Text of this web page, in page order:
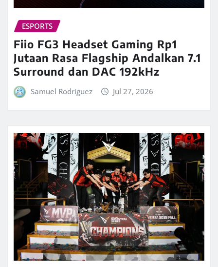
ESPORTS
Fiio FG3 Headset Gaming Rp1
Jutaan Rasa Flagship Andalkan 7.1
Surround dan DAC 192kHz
Samuel Rodriguez Jul 27, 2026